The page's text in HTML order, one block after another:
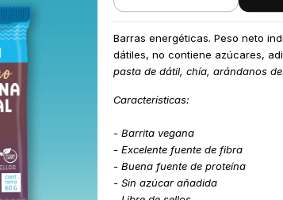
Barras energéticas. Peso neto
dátiles, no contiene azúcares,
pasta de dátil, chía, arándanos
Características:
- Barrita vegana
- Excelentefuente de fibra
- Buena fuente de proteína
- Sin azúcar añadida